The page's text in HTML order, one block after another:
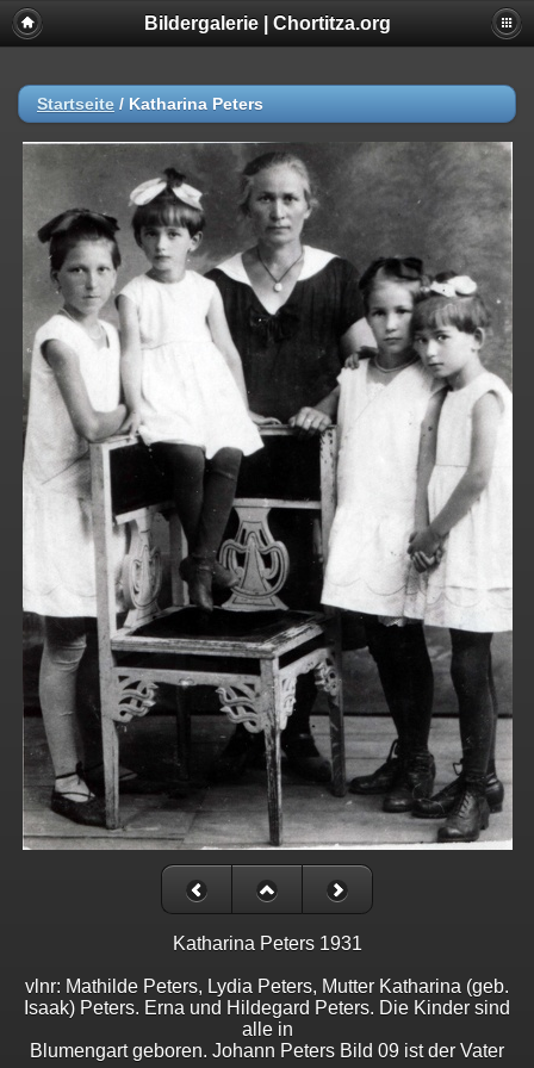
Bildergalerie | Chortitza.org
Startseite / Katharina Peters
Katharina Peters 1931
vlnr: Mathilde Peters, Lydia Peters, Mutter Katharina (geb.
Isaak) Peters. Erna und Hildegard Peters. Die Kinder sind
alle in
Blumengart geboren. Johann Peters Bild 09 ist der Vater